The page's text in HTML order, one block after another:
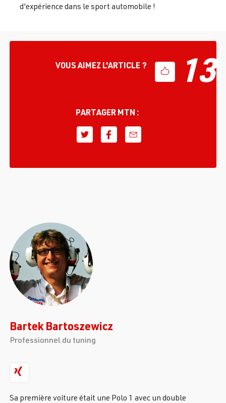
d'expérience dans le sport automobile !
VOUS AIMEZ L'ARTICLE ? 13
PARTAGER MTN :
Bartek Bartoszewicz
Professionnel du tuning
Sa première voiture était une Polo 1 avec un double